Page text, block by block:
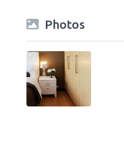
Photos